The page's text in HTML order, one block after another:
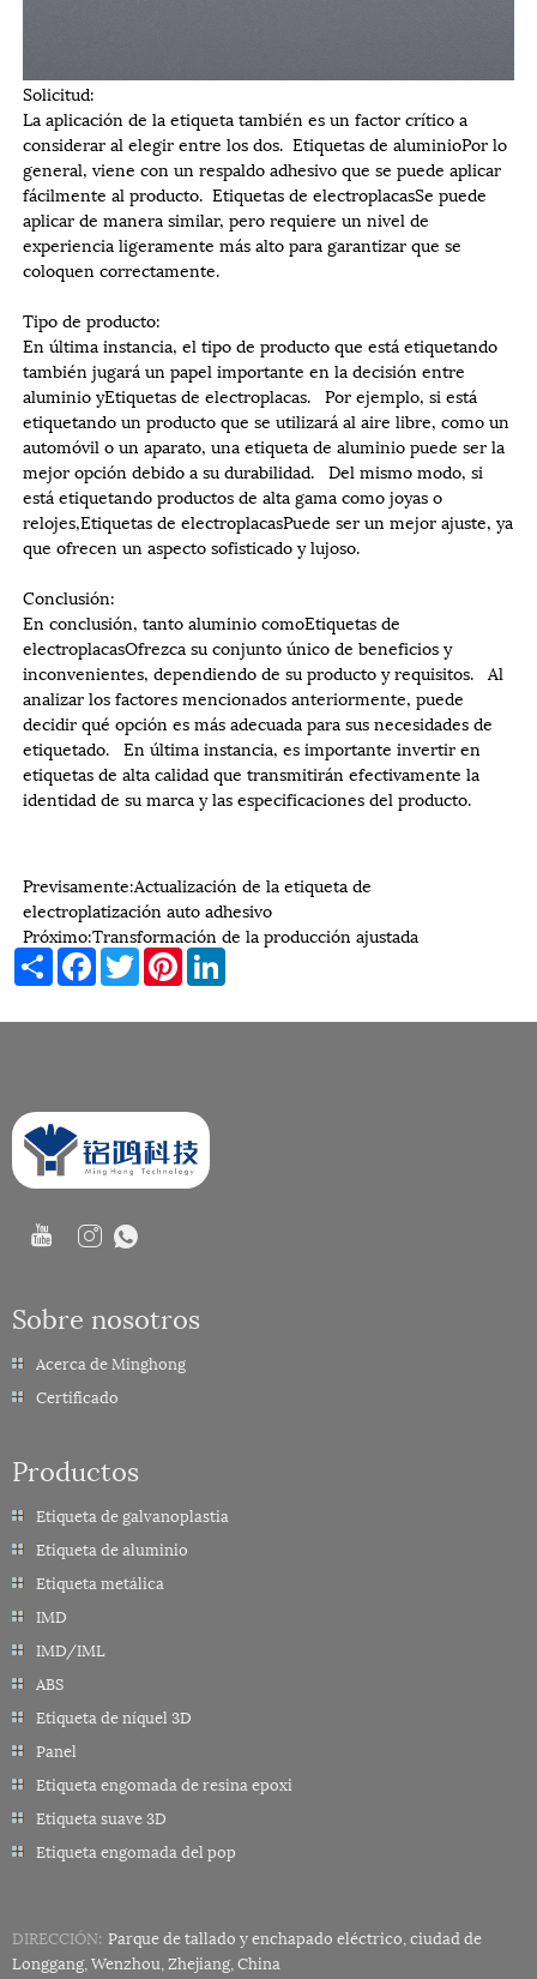
Solicitud:
La aplicación de la etiqueta también es un factor crítico a
considerar al elegir entre los dos. Etiquetas de aluminioPor lo
general, viene con un respaldo adhesivo que se puede aplicar
fácilmente al producto. Etiquetas de electroplacasSe puede
aplicar de manera similar, pero requiere un nivel de
experiencia ligeramente más alto para garantizar que se
coloquen correctamente.
Tipo de producto:
En última instancia, el tipo de producto que está etiquetando
también jugará un papel importante en la decisión entre
aluminio yEtiquetas de electroplacas. Por ejemplo, si está
etiquetando un producto que se utilizará al aire libre, como un
automóvil o un aparato, una etiqueta de aluminio puede ser la
mejor opción debido a su durabilidad. Del mismo modo, si
está etiquetando productos de alta gama como joyas o
relojes,Etiquetas de electroplacasPuede ser un mejor ajuste, ya
que ofrecen un aspecto sofisticado y lujoso.
Conclusión:
En conclusión, tanto aluminio comoEtiquetas de
electroplacasOfrezca su conjunto único de beneficios y
inconvenientes, dependiendo de su producto y requisitos. Al
analizar los factores mencionados anteriormente, puede
decidir qué opción es más adecuada para sus necesidades de
etiquetado. En última instancia, es importante invertir en
etiquetas de alta calidad que transmitirán efectivamente la
identidad de su marca y las especificaciones del producto.
Previsamente:Actualización de la etiqueta de
electroplatización auto adhesivo
Próximo:Transformación de la producción ajustada
ShareFacebookTwitterPinterest
Sobre nosotros
Acerca de Minghong
Certificado
Productos
Etiqueta de galvanoplastia
Etiqueta de aluminio
Etiqueta metálica
IMD
IMD/IML
ABS
Etiqueta de níquel 3D
Panel
Etiqueta engomada de resina epoxi
Etiqueta suave 3D
Etiqueta engomada del pop
DIRECCIÓN: Parque de tallado y enchapado eléctrico, ciudad de
Longgang, Wenzhou, Zhejiang, China